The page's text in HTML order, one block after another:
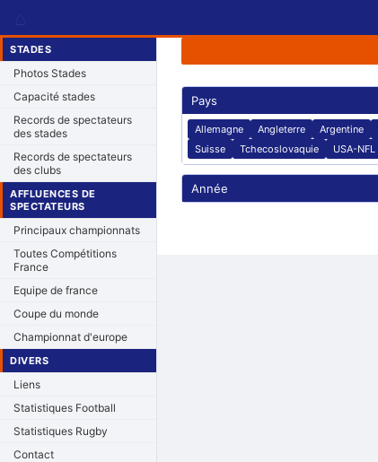
STADES
Photos Stades
Capacité stades
Records de spectateurs
des stades
Records de spectateurs
des clubs
AFFLUENCES DE
SPECTATEURS
Principaux championnats
Toutes Compétitions
France
Equipe de france
Coupe du monde
Championnat d'europe
DIVERS
Liens
Statistiques Football
Statistiques Rugby
Contact
Pays
Allemagne Angleterre Argentine
Suisse
Tchecoslovaquie USA-NFL
Année